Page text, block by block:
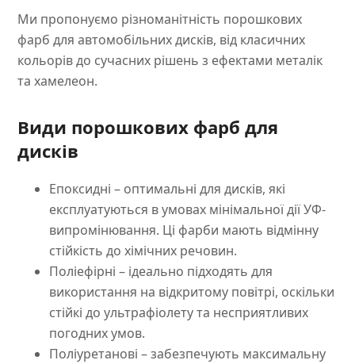
Ми пропонуємо різноманітність порошкових
фарб для автомобільних дисків, від класичних
кольорів до сучасних рішень з ефектами металік
та хамелеон.
Види порошкових фарб для
дисків
Епоксидні – оптимальні для дисків, які
експлуатуються в умовах мінімальної дії УФ-
випромінювання. Ці фарби мають відмінну
стійкість до хімічних речовин.
Поліефірні – ідеально підходять для
використання на відкритому повітрі, оскільки
стійкі до ультрафіолету та несприятливих
погодних умов.
Поліуретанові – забезпечують максимальну